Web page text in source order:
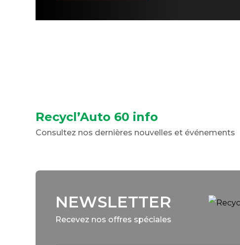
Recycl’Auto 60 info
Consultez nos dernières nouvelles et événements
NEWSLETTER
Recevez nos offres spéciales